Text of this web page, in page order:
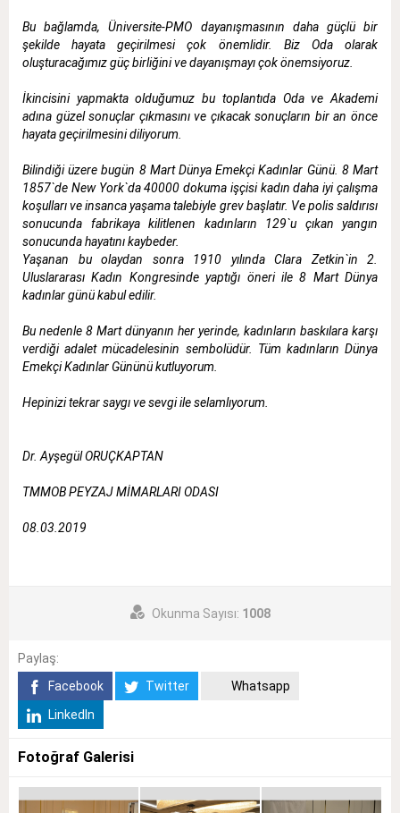
Bu bağlamda, Üniversite-PMO dayanışmasının daha güçlü bir
şekilde hayata geçirilmesi çok önemlidir. Biz Oda olarak
oluşturacağımız güç birliğini ve dayanışmayı çok önemsiyoruz.
İkincisini yapmakta olduğumuz bu toplantıda Oda ve Akademi
adına güzel sonuçlar çıkmasını ve çıkacak sonuçların bir an önce
hayata geçirilmesini diliyorum.
Bilindiği üzere bugün 8 Mart Dünya Emekçi Kadınlar Günü. 8 Mart
1857`de New York`da 40000 dokuma işçisi kadın daha iyi çalışma
koşulları ve insanca yaşama talebiyle grev başlatır. Ve polis saldırısı
sonucunda fabrikaya kilitlenen kadınların 129`u çıkan yangın
sonucunda hayatını kaybeder.
Yaşanan bu olaydan sonra 1910 yılında Clara Zetkin`in 2.
Uluslararası Kadın Kongresinde yaptığı öneri ile 8 Mart Dünya
kadınlar günü kabul edilir.
Bu nedenle 8 Mart dünyanın her yerinde, kadınların baskılara karşı
verdiği adalet mücadelesinin sembolüdür. Tüm kadınların Dünya
Emekçi Kadınlar Gününü kutluyorum.
Hepinizi tekrar saygı ve sevgi ile selamlıyorum.
Dr. Ayşegül ORUÇKAPTAN
TMMOB PEYZAJ MİMARLARI ODASI
08.03.2019
Okunma Sayısı: 1008
Paylaş:
Facebook
Twitter
Whatsapp
LinkedIn
Fotoğraf Galerisi